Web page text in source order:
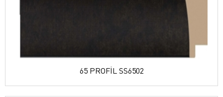
65 PROFİL SS6502